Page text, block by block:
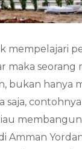
mempelajari
maka seorang
bukan hanya
Amman